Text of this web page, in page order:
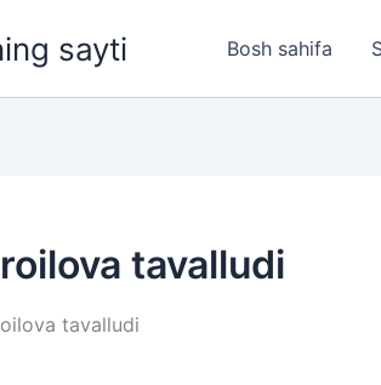
sayti Bosh sahifa
tavalludi
tavalludi